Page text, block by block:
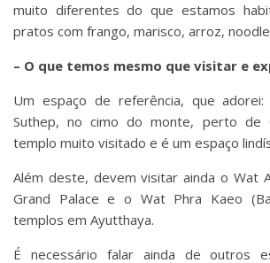
muito diferentes do que estamos
pratos com frango, marisco, arroz,
– O que temos mesmo que visitar e
Um espaço de referência, que
Suthep, no cimo do monte, perto de
templo muito visitado e é um espaço
Além deste, devem visitar ainda o Wat
Grand Palace e o Wat Phra Kaeo
templos em Ayutthaya.
É necessário falar ainda de outros